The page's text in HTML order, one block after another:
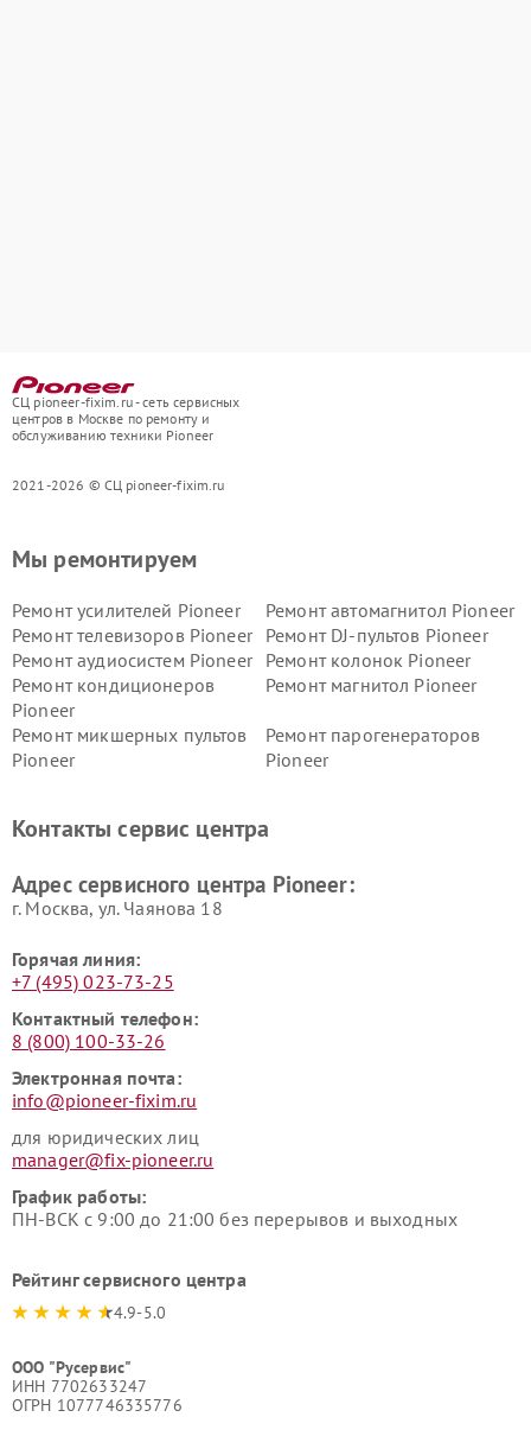
СЦ pioneer-fixim.ru - сеть сервисных
центров в Москве по ремонту и
обслуживанию техники Pioneer
2021-2026 © СЦ pioneer-fixim.ru
Мы ремонтируем
Ремонт усилителей Pioneer
Ремонт автомагнитол Pioneer
Ремонт телевизоров Pioneer
Ремонт DJ-пультов Pioneer
Ремонт аудиосистем Pioneer
Ремонт колонок Pioneer
Ремонт кондиционеров
Pioneer
Ремонт магнитол Pioneer
Ремонт микшерных пультов
Pioneer
Ремонт парогенераторов
Pioneer
Контакты сервис центра
Адрес сервисного центра Pioneer:
г. Москва, ул. Чаянова 18
Горячая линия:
+7 (495) 023-73-25
Контактный телефон:
8 (800) 100-33-26
Электронная почта:
info@pioneer-fixim.ru
для юридических лиц
manager@fix-pioneer.ru
График работы:
ПН-ВСК с 9:00 до 21:00 без перерывов и выходных
Рейтинг сервисного центра
4.9-5.0
ООО "Русервис"
ИНН 7702633247
ОГРН 1077746335776